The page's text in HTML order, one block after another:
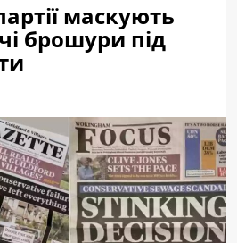
маскують
брошури під